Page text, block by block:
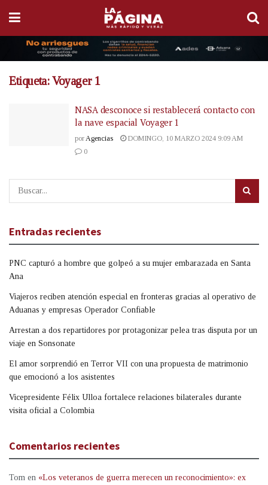
Etiqueta:Voyager 1
NASA desconoce si restablecerá contacto con
la nave espacial Voyager 1
por Agencias
DOMINGO, 10 MARZO 2024 9:09 AM
0
Entradas recientes
PNC capturó a hombre que golpeó a su mujer embarazada en Santa
Ana
Viajeros reciben atención especial en fronteras gracias al operativo de
Aduanas y empresas Operador Confiable
Arrestan a dos repartidores por protagonizar pelea tras disputa por un
viaje en Sonsonate
El amor sorprendió en Terror VII con una propuesta de matrimonio
que emocionó a los asistentes
Vicepresidente Félix Ulloa fortalece relaciones bilaterales durante
visita oficial a Colombia
Comentarios recientes
Tom en «Los veteranos de guerra merecen un reconocimiento»: ex